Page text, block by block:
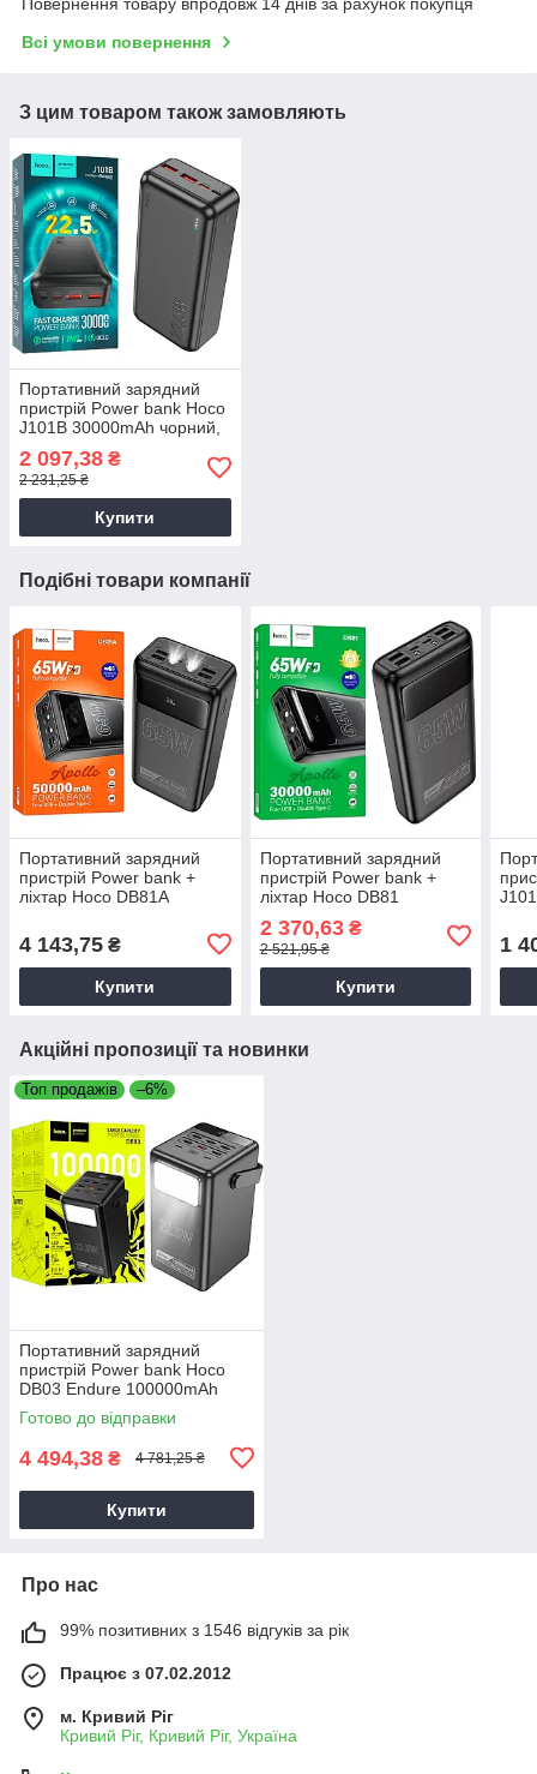
Всі умови повернення
З цим товаром також замовляють
Портативний зарядний
пристрій Power bank Hoco
J101B 30000mAh чорний,
Зовнішній акумулятор
2 097,38 ₴
2 231,25 ₴
Купити
Подібні товари компанії
Портативний зарядний
пристрій Power bank +
ліхтар Hoco DB81A
чорний, Зовнішній
акумулятор
4 143,75 ₴
Купити
Портативний зарядний
пристрій Power bank +
ліхтар Hoco DB81
(PD65W+22,5W/QC3.0)
чорний, Зовнішній
акумулятор
2 370,63₴
2 521,95 ₴
Купити
1
Акційні пропозиції та новинки
Топ продажів –6%
Портативний зарядний
пристрій Power bank Hoco
DB03 Endure 100000mAh
(PD22,5W/LED lamp) чорний
Готово до відправки
4 494,38 ₴ 4 781,25 ₴
Купити
Про нас
99% позитивних з 1546 відгуків за рік
Працює з 07.02.2012
м. Кривий Ріг
Кривий Ріг, Кривий Ріг, Україна